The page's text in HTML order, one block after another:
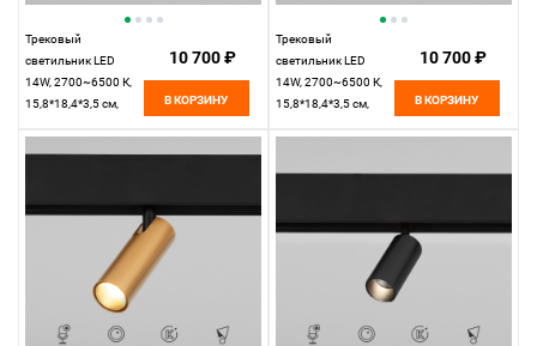
Трековый
светильник LED
14W, 2700~6500 К,
15,8*18,4*3,5 см,
10 700 ₽
В КОРЗИНУ
Трековый
светильник LED
14W, 2700~6500 К,
15,8*18,4*3,5 см,
10 700 ₽
В КОРЗИНУ